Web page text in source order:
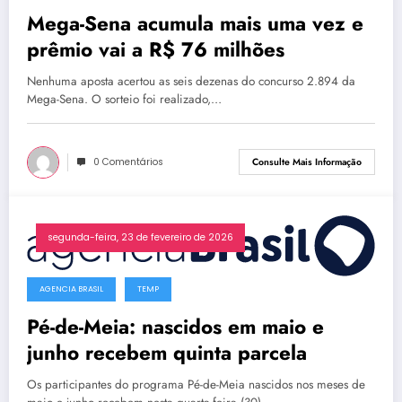
Mega-Sena acumula mais uma vez e
prêmio vai a R$ 76 milhões
Nenhuma aposta acertou as seis dezenas do concurso 2.894 da
Mega-Sena. O sorteio foi realizado,…
0 Comentários Consulte Mais Informação
segunda-feira, 23 de fevereiro de 2026
AGENCIA BRASIL TEMP
Pé-de-Meia: nascidos em maio e
junho recebem quinta parcela
Os participantes do programa Pé-de-Meia nascidos nos meses de